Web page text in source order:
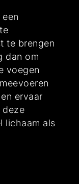
te brengen
dan om
voegen
ervaar
deze
lichaam als